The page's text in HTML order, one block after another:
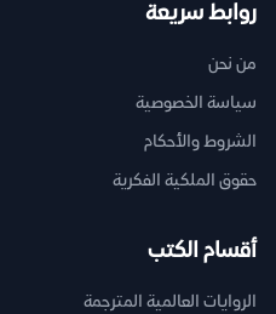
روابط سريعة
من نحن
سياسة الخصوصية
الشروط والأحكام
حقوق الملكية الفكرية
أقسام الكتب
الروايات العالمية المترجمة